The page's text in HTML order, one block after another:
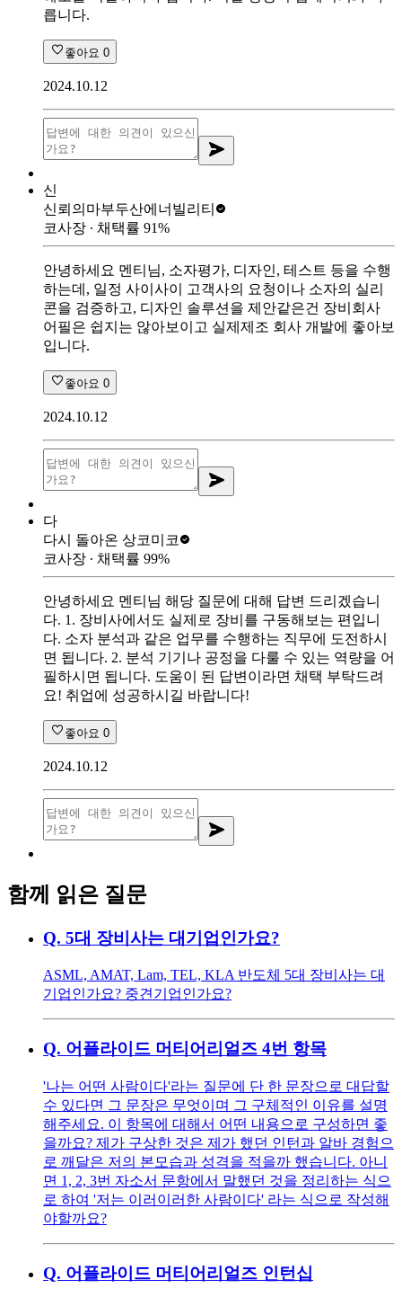
릅니다.
좋아요 0
2024.10.12
신
신뢰의마부두산에너빌리티
코사장 ∙ 채택률 91%
안녕하세요 멘티님, 소자평가, 디자인, 테스트 등을 수행
하는데, 일정 사이사이 고객사의 요청이나 소자의 실리
콘을 검증하고, 디자인 솔루션을 제안같은건 장비회사
어필은 쉽지는 않아보이고 실제제조 회사 개발에 좋아보
입니다.
좋아요 0
2024.10.12
다
다시 돌아온 상코미코
코사장 ∙ 채택률 99%
안녕하세요 멘티님 해당 질문에 대해 답변 드리겠습니
다. 1. 장비사에서도 실제로 장비를 구동해보는 편입니
다. 소자 분석과 같은 업무를 수행하는 직무에 도전하시
면 됩니다. 2. 분석 기기나 공정을 다룰 수 있는 역량을 어
필하시면 됩니다. 도움이 된 답변이라면 채택 부탁드려
요! 취업에 성공하시길 바랍니다!
좋아요 0
2024.10.12
함께 읽은 질문
Q. 5대 장비사는 대기업인가요?
ASML, AMAT, Lam, TEL, KLA 반도체 5대 장비사는 대
기업인가요? 중견기업인가요?
Q. 어플라이드 머티어리얼즈 4번 항목
'나는 어떤 사람이다'라는 질문에 단 한 문장으로 대답할
수 있다면 그 문장은 무엇이며 그 구체적인 이유를 설명
해주세요. 이 항목에 대해서 어떤 내용으로 구성하면 좋
을까요? 제가 구상한 것은 제가 했던 인턴과 알바 경험으
로 깨달은 저의 본모습과 성격을 적을까 했습니다. 아니
면 1, 2, 3번 자소서 문항에서 말했던 것을 정리하는 식으
로 하여 '저는 이러이러한 사람이다' 라는 식으로 작성해
야할까요?
Q. 어플라이드 머티어리얼즈 인턴십